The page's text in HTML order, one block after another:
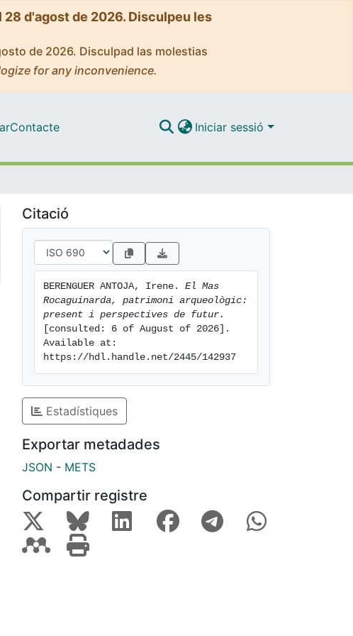
d'agost de 2026. Disculpeu les
de 2026. Disculpad las molestias
for any inconvenience.
Contacte Iniciar sessió
Citació
BERENGUER ANTOJA, Irene. El Mas
Rocaguinarda, patrimoni arqueològic:
present i perspectives de futur.
[consulted: 6 of August of 2026].
Available at:
https://hdl.handle.net/2445/142937
Estadístiques
Exportar metadades
JSON - METS
Compartir registre